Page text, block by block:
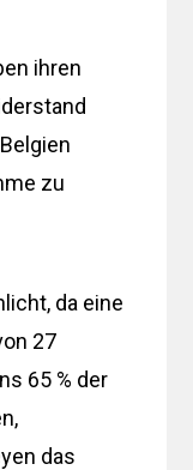
ihren
zu
da eine
27
65 % der
das